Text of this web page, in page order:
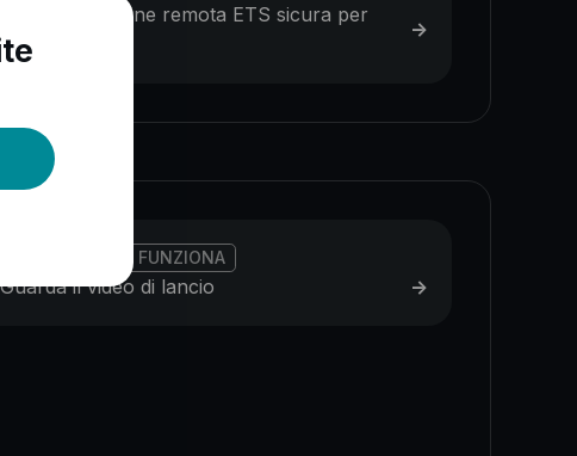
Programmazione remota ETS sicura per
gli Integratori
->
GUARDA COME FUNZIONA
Guarda il video di lancio ->